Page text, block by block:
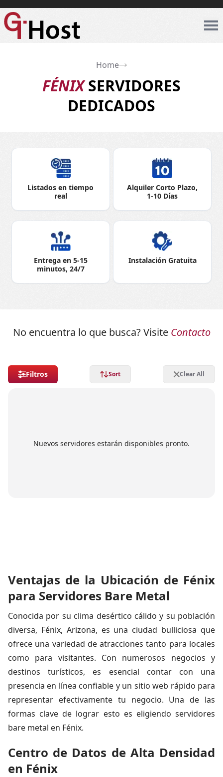
Home
FÉNIXSERVIDORES
DEDICADOS
Listados en tiempo
real
Alquiler Corto Plazo,
1-10 Días
Entrega en 5-15
minutos, 24/7
Instalación Gratuita
No encuentra lo que busca? Visite Contacto
Filtros Sort Clear All
Nuevos servidores estarán disponibles pronto.
Ventajas de la Ubicación de Fénix
para Servidores Bare Metal
Conocida por su clima desértico cálido y su población
diversa, Fénix, Arizona, es una ciudad bulliciosa que
ofrece una variedad de atracciones tanto para locales
como para visitantes. Con numerosos negocios y
destinos turísticos, es esencial contar con una
presencia en línea confiable y un sitio web rápido para
representar efectivamente tu negocio. Una de las
formas clave de lograr esto es eligiendo servidores
bare metal en Fénix.
Centro de Datos de Alta Densidad
en Fénix